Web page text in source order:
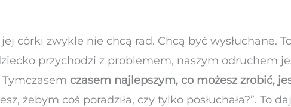
córki zwykle nie chcą rad. Chcą być wysłuchane.
przychodzi z problemem, naszym odruchem
czasem najlepszym, co możesz zrobić,
żebym coś poradziła, czy tylko posłuchała?”. To